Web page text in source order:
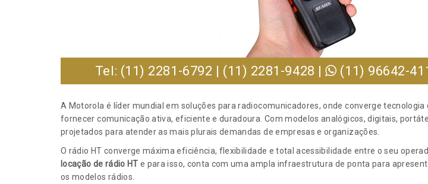
Tel: (11) 2281-6792 | (11) 2281-9428 | (11) 96642-
A Motorola é líder mundial em soluções para radiocomunicadores, onde converge
fornecer comunicação ativa, eficiente e duradoura. Com modelos analógicos, digitais,
projetados para atender as mais plurais demandas de empresas e organizações.
O rádio HT converge máxima eficiência, flexibilidade e total acessibilidade entre o seu
locação de rádio HT e para isso, conta com uma ampla infraestrutura de ponta para
os modelos rádios.